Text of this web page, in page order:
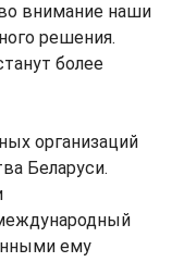
внимание наши
решения.
более
организаций
Беларуси.
ему